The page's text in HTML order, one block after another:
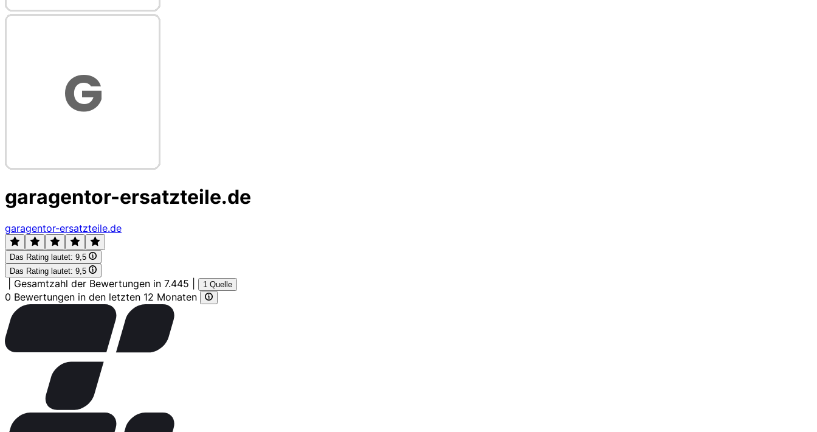
garagentor-ersatzteile.de
garagentor-ersatzteile.de
Das Rating lautet: 9,5
Das Rating lautet: 9,5
Gesamtzahl der Bewertungen in 7.445 1 Quelle
0 Bewertungen in den letzten 12 Monaten